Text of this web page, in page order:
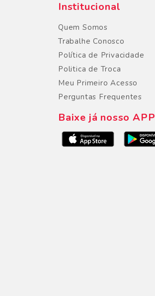
Institucional
Quem Somos
Trabalhe Conosco
Política de Privacidade
Politica de Troca
Meu Primeiro Acesso
Perguntas Frequentes
Baixe já nosso APP